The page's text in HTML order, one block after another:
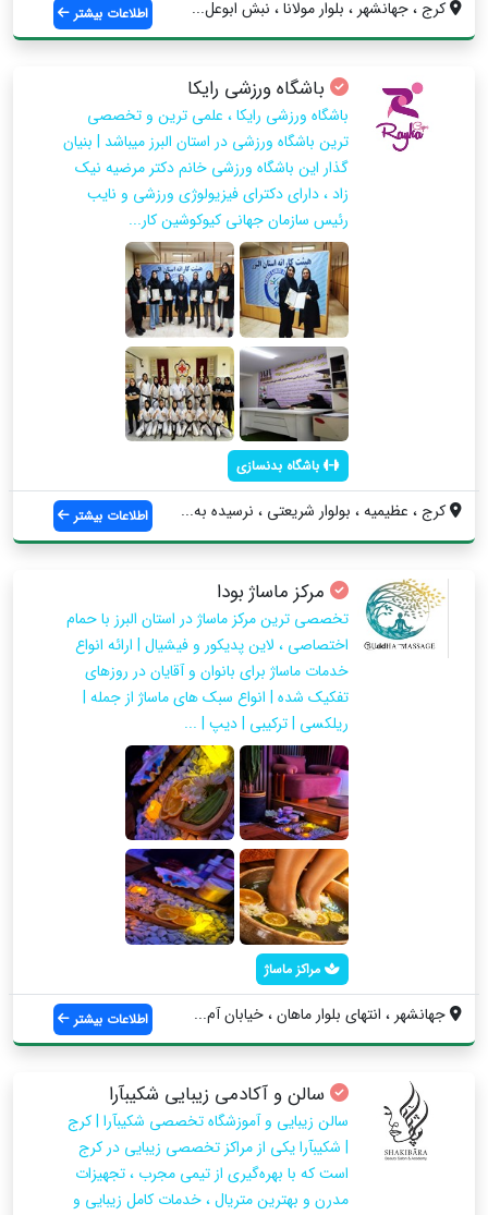
کرج ، جهانشهر ، بلوار مولانا ، نبش ابوعل... اطلاعات بیشتر
باشگاه ورزشی رایکا
باشگاه ورزشی رایکا ، علمی ترین و تخصصی
ترین باشگاه ورزشی در استان البرز میباشد | بنیان
گذار این باشگاه ورزشی خانم دکتر مرضیه نیک
زاد ، دارای دکترای فیزیولوژی ورزشی و نایب
رئیس سازمان جهانی کیوکوشین کار...
باشگاه بدنسازی
کرج ، عظیمیه ، بولوار شریعتی ، نرسیده به... اطلاعات بیشتر
مرکز ماساژ بودا
تخصصی ترین مرکز ماساژ در استان البرز با حمام
اختصاصی ، لاین پدیکور و فیشیال | ارائه انواع
خدمات ماساژ برای بانوان و آقایان در روزهای
تفکیک شده | انواع سبک های ماساژ از جمله |
ریلکسی | ترکیبی | دیپ | ...
مراکز ماساژ
جهانشهر ، انتهای بلوار ماهان ، خیابان آم... اطلاعات بیشتر
سالن و آکادمی زیبایی شکیبآرا
سالن زیبایی و آموزشگاه تخصصی شکیبآرا | کرج
| شکیبآرا یکی از مراکز تخصصی زیبایی در کرج
است که با بهره‌گیری از تیمی مجرب ، تجهیزات
مدرن و بهترین متریال ، خدمات کامل زیبایی و